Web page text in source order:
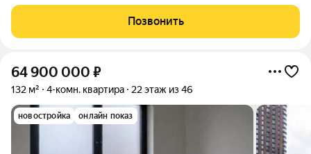
состоит из 42-этажной Бронзовой башни и 41-этажной
Серебряной. Рядом
Позвонить
64 900 000 ₽
132 м² 4-комн. квартира 22 этаж из 46
новостройка онлайн показ